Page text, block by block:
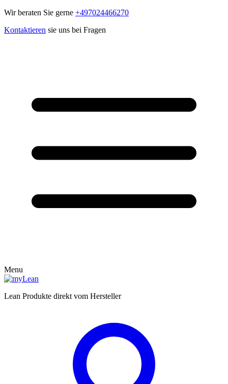
Wir beraten Sie gerne +497024466270
Kontaktieren sie uns bei Fragen
Menu
Lean Produkte direkt vom Hersteller